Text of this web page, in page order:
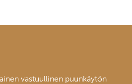
vastuullinen puunkäytön